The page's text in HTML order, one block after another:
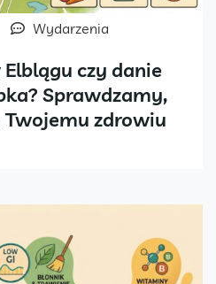
Wydarzenia
czy danie
Sprawdzamy,
Twojemu zdrowiu